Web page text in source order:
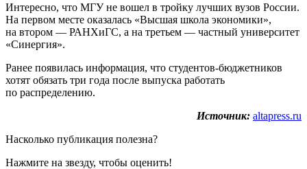
Интересно, что МГУ не вошел в тройку лучших вузов России.
На первом месте оказалась «Высшая школа экономики»,
на втором — РАНХиГС, а на третьем — частный университет
«Синергия».
Ранее появилась информация, что студентов-бюджетников
хотят обязать три года после выпуска работать
по распределению.
Источник: altapress.ru
Насколько публикация полезна?
Нажмите на звезду, чтобы оценить!